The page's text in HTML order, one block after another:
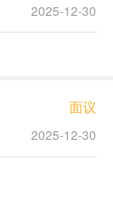
2025-12-30
面议
2025-12-30